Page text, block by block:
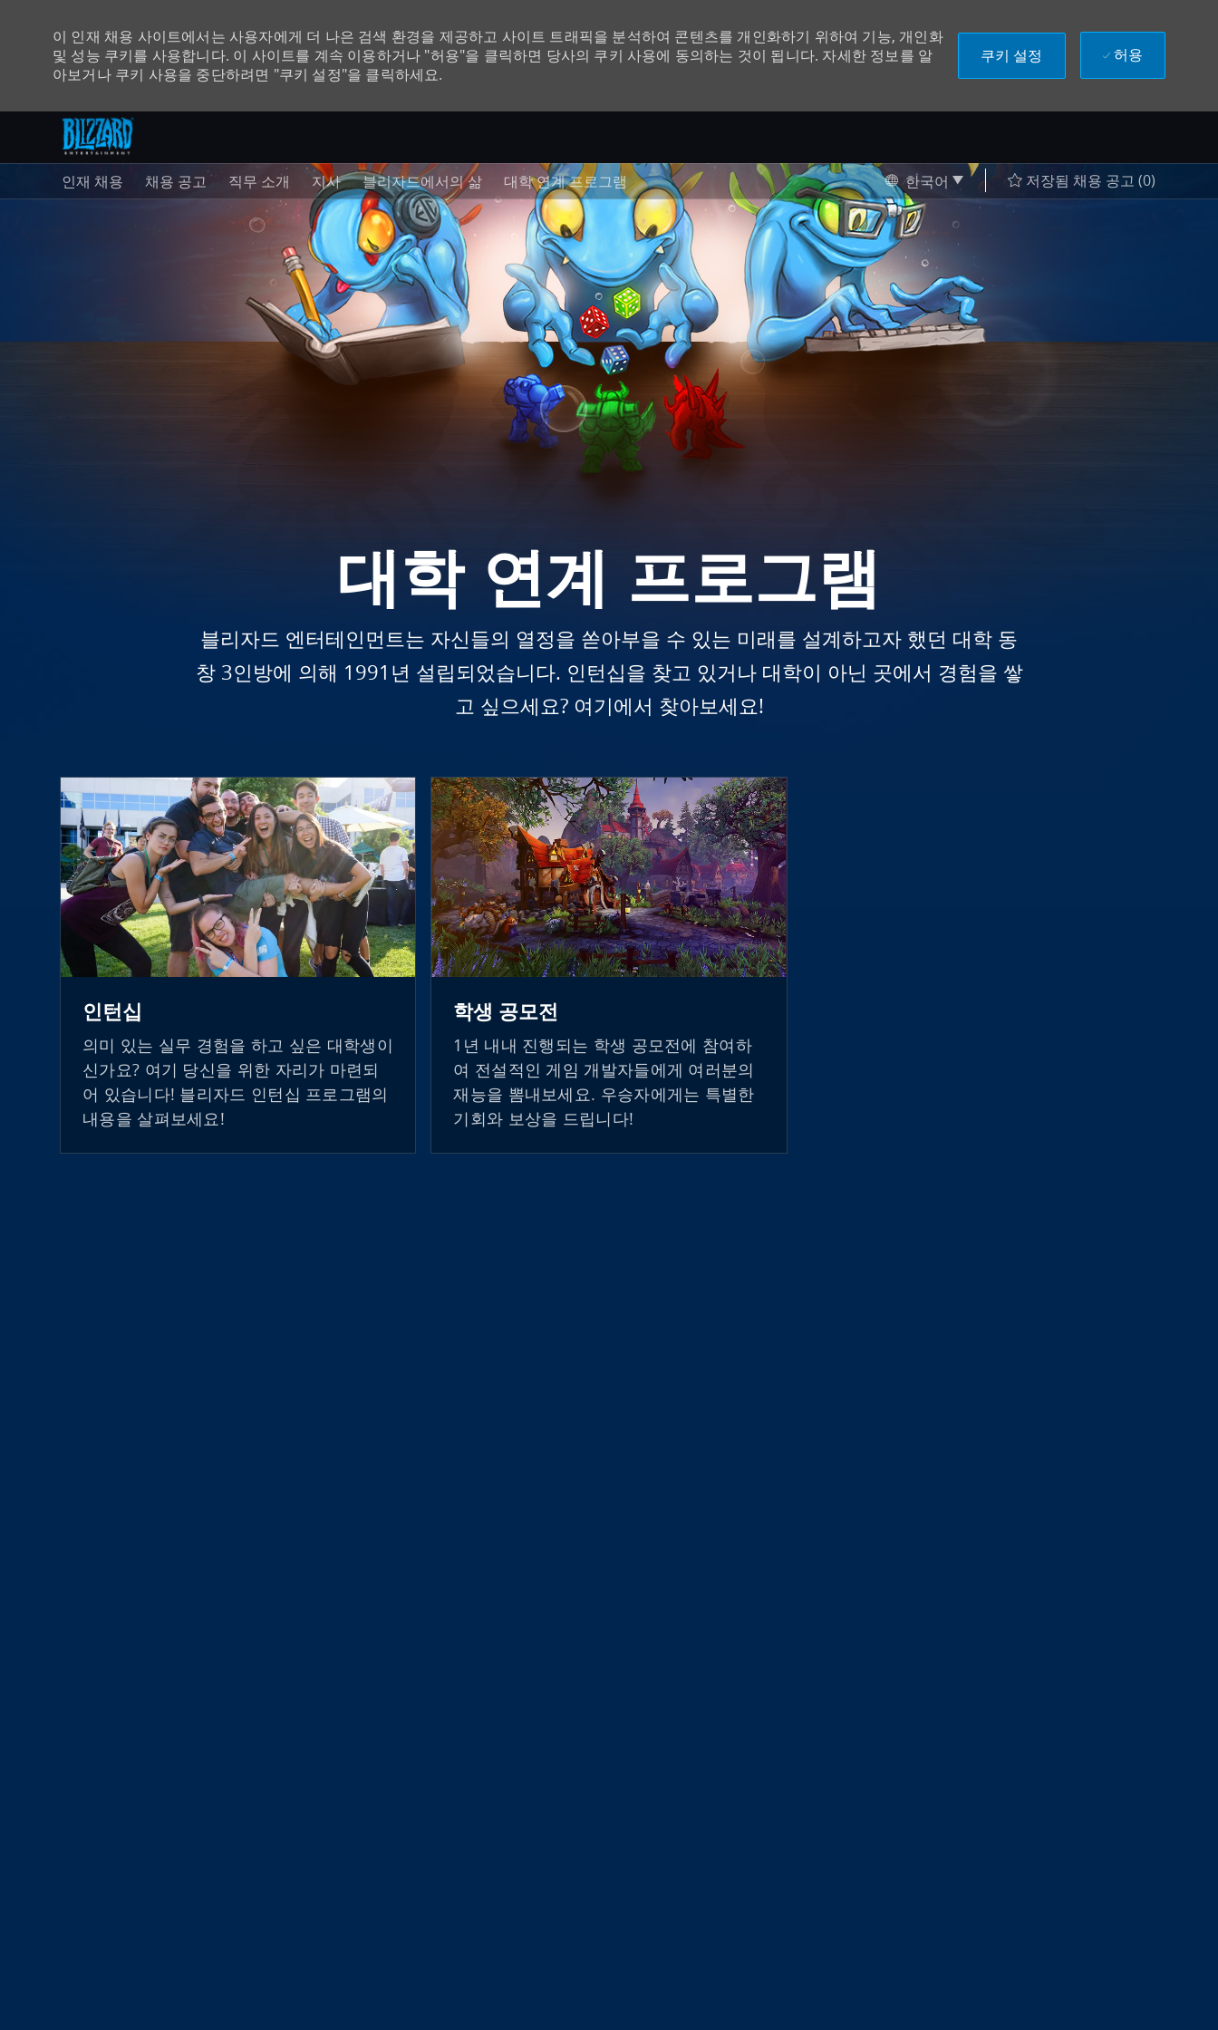
이 인재 채용 사이트에서는 사용자에게 더 나은 검색 환경을 제공하고 사이트 트래픽을 분석하여 콘텐츠를 개인화하기 위하여 기능, 개인화
및 성능 쿠키를 사용합니다. 이 사이트를 계속 이용하거나 "허용"을 클릭하면 당사의 쿠키 사용에 동의하는 것이 됩니다. 자세한 정보를 알
아보거나 쿠키 사용을 중단하려면 "쿠키 설정"을 클릭하세요.
쿠키 설정 허용
주 콘텐츠로 건너뛰기
인재 채용 채용 공고 직무 소개 지사 블리자드에서의 삶 대학 연계 프로그램 Language selected
Korean
한국어 저장됨 채용 공고 (0)
대학 연계 프로그램
블리자드 엔터테인먼트는 자신들의 열정을 쏟아부을 수 있는 미래를 설계하고자 했던 대학 동
창 3인방에 의해 1991년 설립되었습니다. 인턴십을 찾고 있거나 대학이 아닌 곳에서 경험을 쌓
고 싶으세요? 여기에서 찾아보세요!
인턴십
의미 있는 실무 경험을 하고 싶은 대학생이
신가요? 여기 당신을 위한 자리가 마련되
어 있습니다! 블리자드 인턴십 프로그램의
내용을 살펴보세요!
학생 공모전
학생 공모전
1년 내내 진행되는 학생 공모전에 참여하
여 전설적인 게임 개발자들에게 여러분의
재능을 뽐내보세요. 우승자에게는 특별한
기회와 보상을 드립니다!